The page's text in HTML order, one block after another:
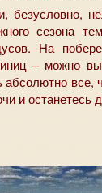
безусловно,
сезона
На
– можно
абсолютно все,
и останетесь